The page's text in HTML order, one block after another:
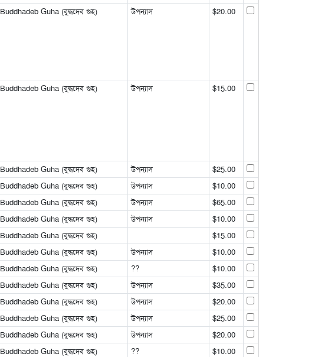
Buddhadeb Guha (বুদ্ধদেব গুহ) উপন্যাস $20.00
Buddhadeb Guha (বুদ্ধদেব গুহ) উপন্যাস $15.00
Buddhadeb Guha (বুদ্ধদেব গুহ) উপন্যাস
$25.00
Buddhadeb Guha (বুদ্ধদেব গুহ) উপন্যাস
$10.00
Buddhadeb Guha (বুদ্ধদেব গুহ) উপন্যাস
$65.00
Buddhadeb Guha (বুদ্ধদেব গুহ) উপন্যাস
$10.00
Buddhadeb Guha (বুদ্ধদেব গুহ)
$15.00
Buddhadeb Guha (বুদ্ধদেব গুহ) উপন্যাস
$10.00
Buddhadeb Guha (বুদ্ধদেব গুহ) ??
$10.00
Buddhadeb Guha (বুদ্ধদেব গুহ) উপন্যাস
$35.00
Buddhadeb Guha (বুদ্ধদেব গুহ) উপন্যাস
$20.00
Buddhadeb Guha (বুদ্ধদেব গুহ) উপন্যাস
$25.00
Buddhadeb Guha (বুদ্ধদেব গুহ) উপন্যাস
$20.00
Buddhadeb Guha (বুদ্ধদেব গুহ) ??
$10.00